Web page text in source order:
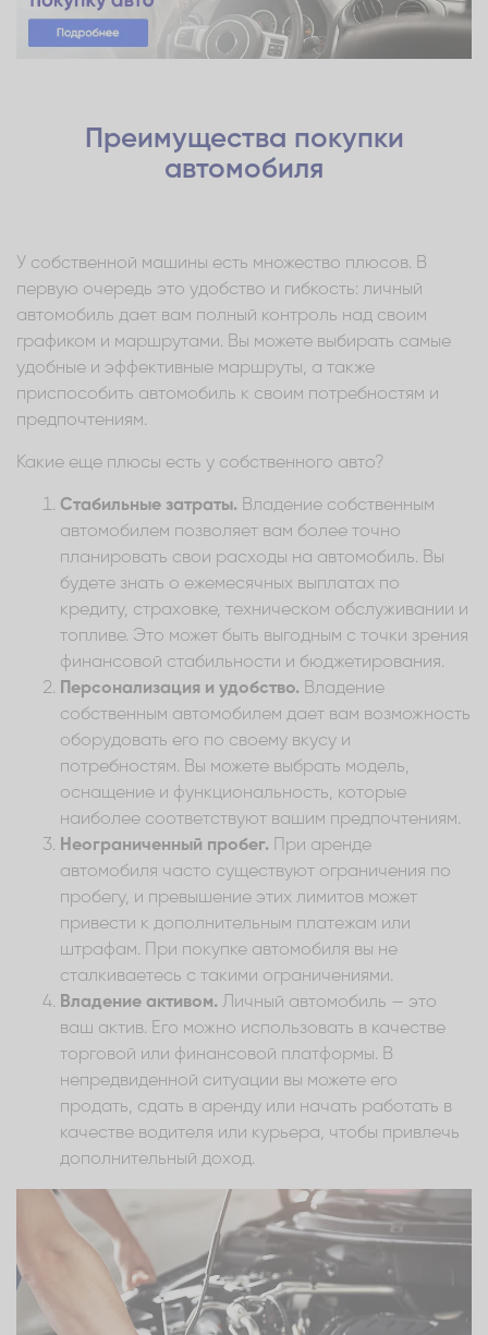
Преимущества покупки
автомобиля
У собственной машины есть множество плюсов. В
первую очередь это удобство и гибкость: личный
автомобиль дает вам полный контроль над своим
графиком и маршрутами. Вы можете выбирать самые
удобные и эффективные маршруты, а также
приспособить автомобиль к своим потребностям и
предпочтениям.
Какие еще плюсы есть у собственного авто?
Стабильные затраты. Владение собственным
автомобилем позволяет вам более точно
планировать свои расходы на автомобиль. Вы
будете знать о ежемесячных выплатах по
кредиту, страховке, техническом обслуживании и
топливе. Это может быть выгодным с точки зрения
финансовой стабильности и бюджетирования.
Персонализация и удобство. Владение
собственным автомобилем дает вам возможность
оборудовать его по своему вкусу и
потребностям. Вы можете выбрать модель,
оснащение и функциональность, которые
наиболее соответствуют вашим предпочтениям.
Неограниченный пробег. При аренде
автомобиля часто существуют ограничения по
пробегу, и превышение этих лимитов может
привести к дополнительным платежам или
штрафам. При покупке автомобиля вы не
сталкиваетесь с такими ограничениями.
Владение активом. Личный автомобиль — это
ваш актив. Его можно использовать в качестве
торговой или финансовой платформы. В
непредвиденной ситуации вы можете его
продать, сдать в аренду или начать работать в
качестве водителя или курьера, чтобы привлечь
дополнительный доход.